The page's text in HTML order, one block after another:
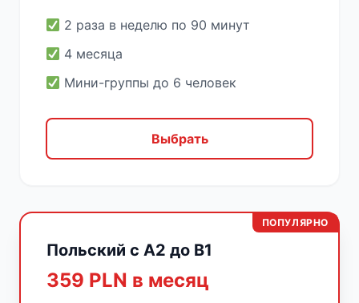
2 раза в неделю по 90 минут
4 месяца
Мини-группы до 6 человек
Выбрать
ПОПУЛЯРНО
Польский с A2 до B1
359 PLN в месяц